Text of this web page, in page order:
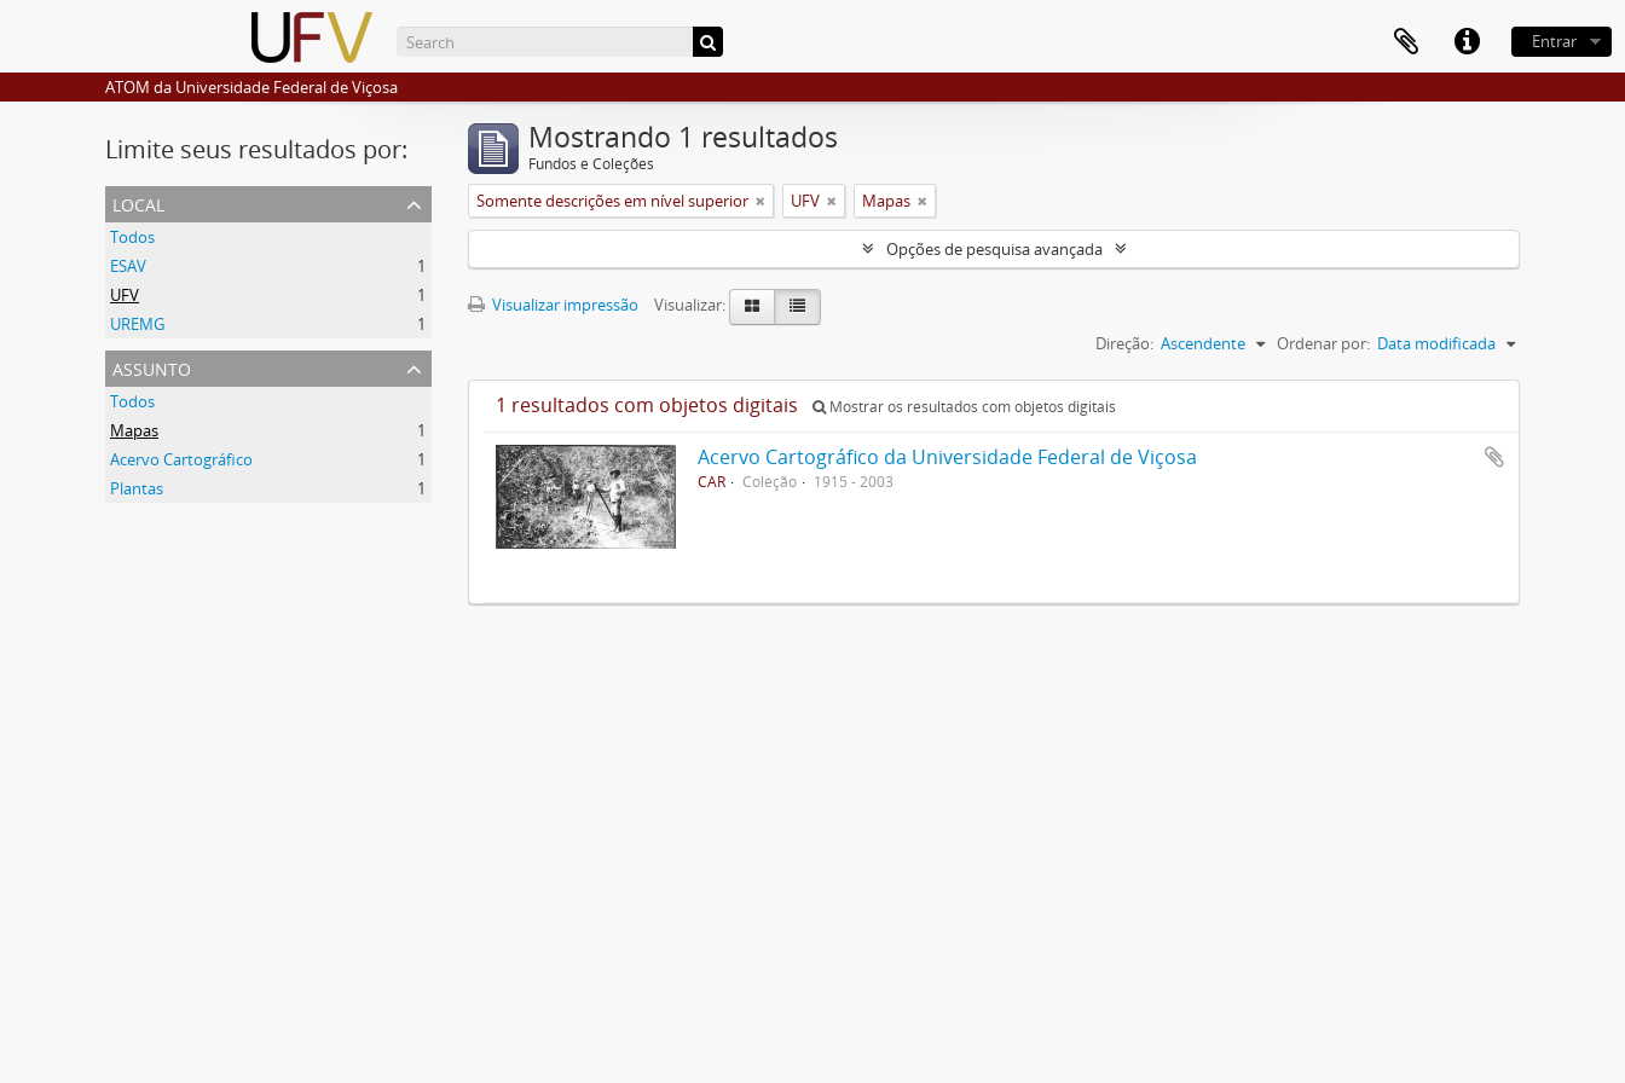
Entrar
ATOM da Universidade Federal de Viçosa
Limite seus resultados por:
local
Todos
ESAV
1
UFV
1
UREMG
1
assunto
Todos
Mapas
1
Acervo Cartográfico
1
Plantas
1
Mostrando 1 resultados
Fundos e Coleções
Somente descrições em nível superior UFV Mapas
Opções de pesquisa avançada
Visualizar impressão
Visualizar:
Ordenar por: Data modificada
Direção: Ascendente
1 resultados com objetos digitais Mostrar os resultados com objetos digitais
Acervo Cartográfico da Universidade Federal de Viçosa
CAR Coleção 1915 - 2003